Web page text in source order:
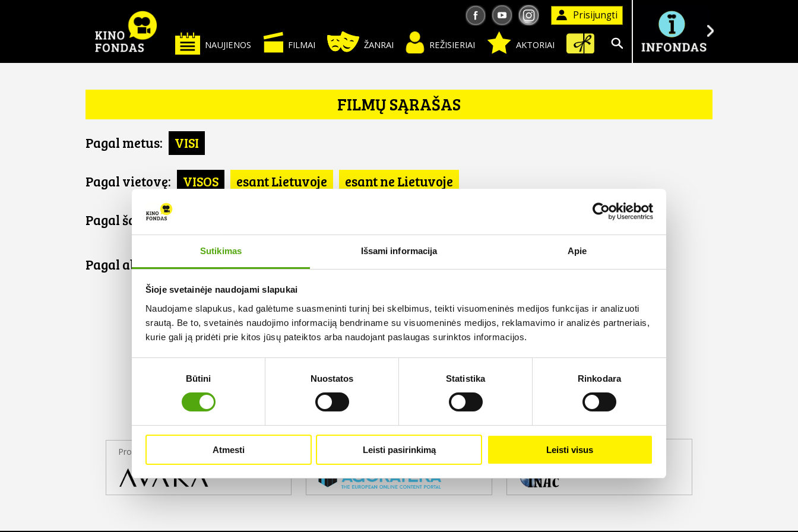
Sutikimas Išsami informacija Apie
Šioje svetainėje naudojami slapukai
Naudojame slapukus, kad galėtume suasmeninti turinį bei skelbimus, teikti visuomeninės medijos funkcijas ir analizuoti
srautą. Be to, svetainės naudojimo informaciją bendriname su visuomeninės medijos, reklamavimo ir analizės partneriais,
kurie gali ją pridėti prie kitos jūsų pateiktos arba naudojant paslaugas surinktos informacijos.
Būtini Nuostatos Statistika Rinkodara
Atmesti Leisti pasirinkimą Leisti visus
Prisijungti
AKTORIAI
REŽISIERIAI
ŽANRAI
FILMAI
NAUJIENOS
Ieškoti
FILMŲ SĄRAŠAS
Pagal metus: VISI
Pagal vietovę: VISOS esant Lietuvoje esant ne Lietuvoje
Pagal šalį: VISOS
Pagal abėcėlę:
Projekto partneris Projekto partneris Projekto partneris